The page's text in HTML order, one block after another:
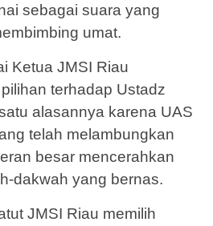
sebagai suara yang
umat.
Ketua JMSI Riau
terhadap Ustadz
alasannya karena UAS
telah melambungkan
besar mencerahkan
dakwah yang bernas.
JMSI Riau memilih